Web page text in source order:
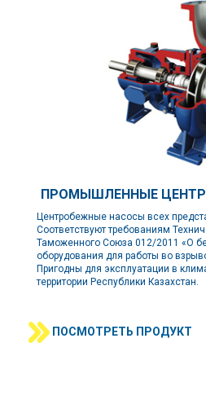
ПРОМЫШЛЕННЫЕ
Центробежные насосы всех
Соответствуют требованиям
Таможенного Союза 012/2011 «О
оборудования для работы во
Пригодны для эксплуатации в
территории Республики Казахстан.
ПОСМОТРЕТЬ ПРОДУКТ